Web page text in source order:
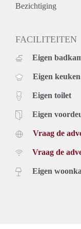
ingediend door te
nemen. De
Vanwege het grote
uit voor een
persoonlijk
Bezichtiging
FACILITEITEN
Eigen
Eigen keuken
Eigen toilet
Eigen
Vraag de
Vraag de
Eigen